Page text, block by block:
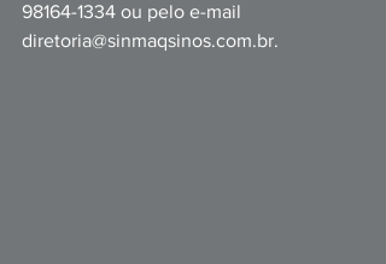
98164-1334 ou pelo e-mail
diretoria@sinmaqsinos.com.br.